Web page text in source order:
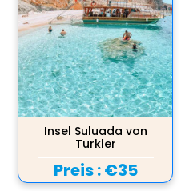
Insel Suluada von
Turkler
Preis :€35